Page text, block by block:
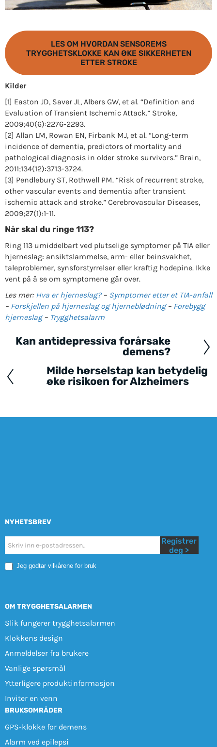
LES OM HVORDAN SENSOREMS
TRYGGHETSKLOKKE KAN ØKE SIKKERHETEN
ETTER STROKE
Kilder
[1] Easton JD, Saver JL, Albers GW, et al. “Definition and
Evaluation of Transient Ischemic Attack.” Stroke,
2009;40(6):2276-2293.
[2] Allan LM, Rowan EN, Firbank MJ, et al. “Long-term
incidence of dementia, predictors of mortality and
pathological diagnosis in older stroke survivors.” Brain,
2011;134(12):3713-3724.
[3] Pendlebury ST, Rothwell PM. “Risk of recurrent stroke,
other vascular events and dementia after transient
ischemic attack and stroke.” Cerebrovascular Diseases,
2009;27(1):1-11.
Når skal du ringe 113?
Ring 113 umiddelbart ved plutselige symptomer på TIA eller
hjerneslag: ansiktslammelse, arm- eller beinsvakhet,
taleproblemer, synsforstyrrelser eller kraftig hodepine. Ikke
vent på å se om symptomene går over.
Les mer: Hva er hjerneslag?– Symptomer etter et TIA-anfall
– Forskjellen på hjerneslag og hjerneblødning– Forebygg
hjerneslag– Trygghetsalarm
Posts
Kan antidepressiva forårsake
demens?
Milde hørselstap kan betydelig
øke risikoen for Alzheimers
NYHETSBREV
Nyhetsbrev
Mobile
Registrer
deg >
Jeg godtar vilkårene for bruk
OM TRYGGHETSALARMEN
Slik fungerer trygghetsalarmen
Klokkens design
Anmeldelser fra brukere
Vanlige spørsmål
Ytterligere produktinformasjon
Inviter en venn
BRUKSOMRÅDER
GPS-klokke for demens
Alarm ved epilepsi